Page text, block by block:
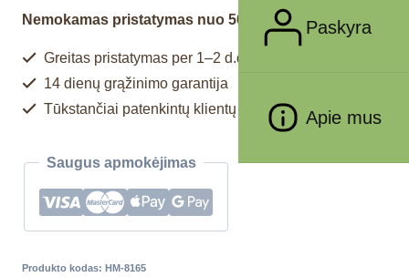
Paskyra
Apie mus
Nemokamas pristatymas nuo 50€
Greitas pristatymas per 1–2 d.d.
14 dienų grąžinimo garantija
Tūkstančiai patenkintų klientų
Saugus apmokėjimas
Produkto kodas: HM-8165